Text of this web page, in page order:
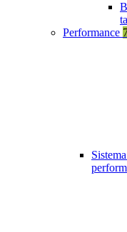
Performance